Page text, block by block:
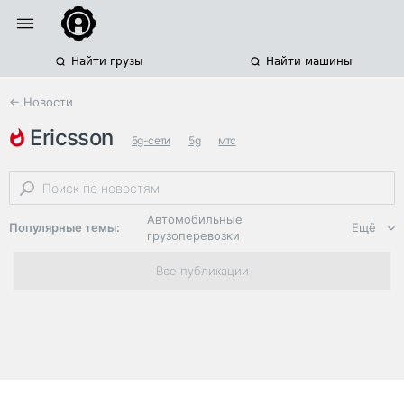
Найти грузы Найти машины
← Новости
ericsson 5g-сети 5g мтс
Популярные темы:
Автомобильные
грузоперевозки
Региональная
логистика
Ещё
Все публикации